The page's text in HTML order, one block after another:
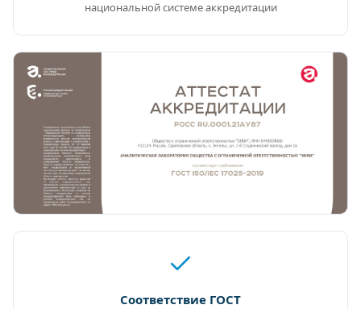
национальной системе аккредитации
Соответствие ГОСТ